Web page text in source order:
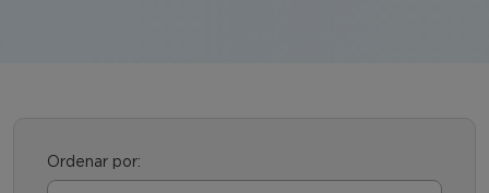
Ordenar por: